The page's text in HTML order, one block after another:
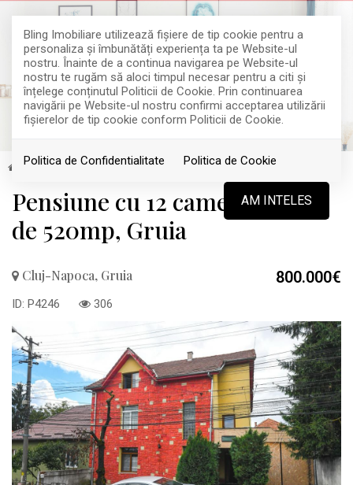
Bling Imobiliare utilizează fişiere de tip cookie pentru a
personaliza și îmbunătăți experiența ta pe Website-ul
nostru. Înainte de a continua navigarea pe Website-ul
nostru te rugăm să aloci timpul necesar pentru a citi și
înțelege conținutul Politicii de Cookie. Prin continuarea
navigării pe Website-ul nostru confirmi acceptarea utilizării
fişierelor de tip cookie conform Politicii de Cookie.
Politica de Confidentialitate Politica de Cookie
AM INTELES
Vanzare Hoteluri Cluj-Napoca Gruia
Pensiune cu 12 camere, teren
de 520mp, Gruia
Cluj-Napoca, Gruia 800.000€
ID: P4246 306